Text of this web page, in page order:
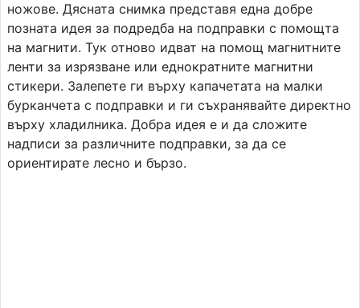
ножове. Дясната снимка представя една добре
позната идея за подредба на подправки с помощта
на магнити. Тук отново идват на помощ магнитните
ленти за изрязване или еднократните магнитни
стикери. Залепете ги върху капачетата на малки
бурканчета с подправки и ги съхранявайте директно
върху хладилника. Добра идея е и да сложите
надписи за различните подправки, за да се
ориентирате лесно и бързо.